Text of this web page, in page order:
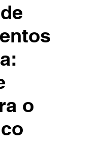
o